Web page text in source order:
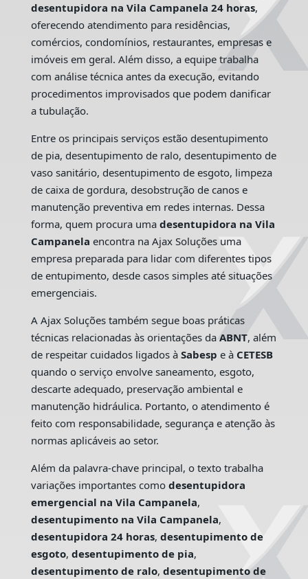
desentupidora na Vila Campanela 24 horas,
oferecendo atendimento para residências,
comércios, condomínios, restaurantes, empresas e
imóveis em geral. Além disso, a equipe trabalha
com análise técnica antes da execução, evitando
procedimentos improvisados que podem danificar
a tubulação.
Entre os principais serviços estão desentupimento
de pia, desentupimento de ralo, desentupimento de
vaso sanitário, desentupimento de esgoto, limpeza
de caixa de gordura, desobstrução de canos e
manutenção preventiva em redes internas. Dessa
forma, quem procura uma desentupidora na Vila
Campanela encontra na Ajax Soluções uma
empresa preparada para lidar com diferentes tipos
de entupimento, desde casos simples até situações
emergenciais.
A Ajax Soluções também segue boas práticas
técnicas relacionadas às orientações da ABNT, além
de respeitar cuidados ligados à Sabesp e à CETESB
quando o serviço envolve saneamento, esgoto,
descarte adequado, preservação ambiental e
manutenção hidráulica. Portanto, o atendimento é
feito com responsabilidade, segurança e atenção às
normas aplicáveis ao setor.
Além da palavra-chave principal, o texto trabalha
variações importantes como desentupidora
emergencial na Vila Campanela,
desentupimento na Vila Campanela,
desentupidora 24 horas, desentupimento de
esgoto, desentupimento de pia,
desentupimento de ralo, desentupimento de